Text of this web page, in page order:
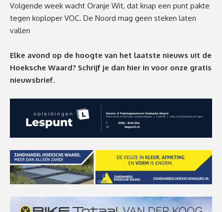
Volgende week wacht Oranje Wit, dat knap een punt pakte
tegen koploper VOC. De Noord mag geen steken laten
vallen
Elke avond op de hoogte van het laatste nieuws uit de
Hoeksche Waard? Schrijf je dan hier in voor onze gratis
nieuwsbrief.